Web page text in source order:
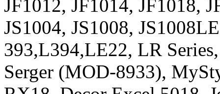
JF1012, JF1014, JF1018,
JS1004, JS1008,
393,L394,LE22, LR
Serger (MOD-8933),